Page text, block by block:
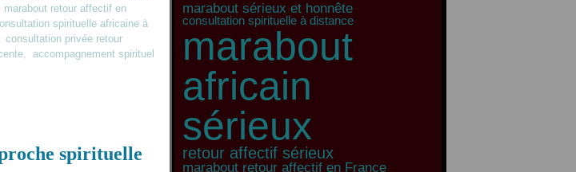
marabout retour affectif en
spirituelle africaine à
consultation privée retour
, accompagnement spirituel
spirituelle
marabout sérieux et honnête
consultation spirituelle à distance
marabout
africain
sérieux
retour affectif sérieux
marabout retour affectif en France